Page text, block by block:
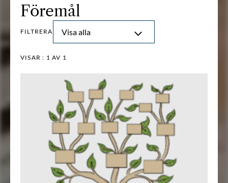
Föremål
FILTRERA Visa alla
VISAR : 1 AV 1